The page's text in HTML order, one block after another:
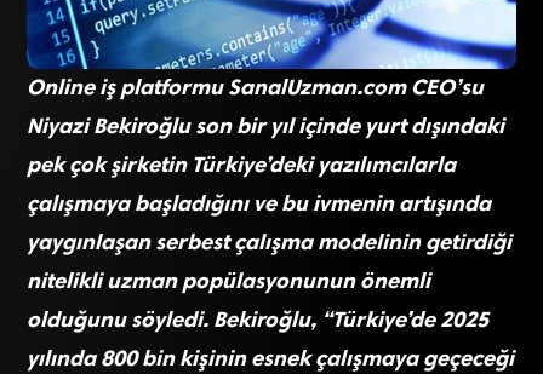
Online iş platformu SanalUzman.com CEO’su
Niyazi Bekiroğlu son bir yıl içinde yurt dışındaki
pek çok şirketin Türkiye’deki yazılımcılarla
çalışmaya başladığını ve bu ivmenin artışında
yaygınlaşan serbest çalışma modelinin getirdiği
nitelikli uzman popülasyonunun önemli
olduğunu söyledi. Bekiroğlu, “Türkiye’de 2025
yılında 800 bin kişinin esnek çalışmaya geçeceği